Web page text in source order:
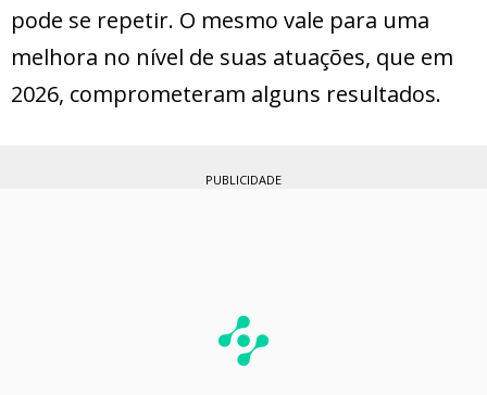
pode se repetir. O mesmo vale para uma
melhora no nível de suas atuações, que em
2026, comprometeram alguns resultados.
PUBLICIDADE